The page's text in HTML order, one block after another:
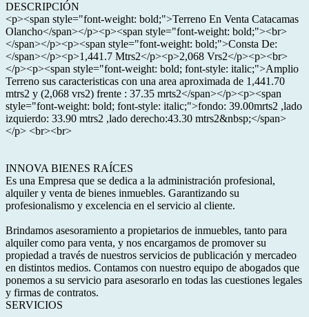
DESCRIPCIÓN
<p><span style="font-weight: bold;">Terreno En Venta Catacamas
Olancho</span></p><p><span style="font-weight: bold;"><br>
</span></p><p><span style="font-weight: bold;">Consta De:
</span></p><p>1,441.7 Mtrs2</p><p>2,068 Vrs2</p><p><br>
</p><p><span style="font-weight: bold; font-style: italic;">Amplio
Terreno sus caracteristicas con una area aproximada de 1,441.70
mtrs2 y (2,068 vrs2) frente : 37.35 mrts2</span></p><p><span
style="font-weight: bold; font-style: italic;">fondo: 39.00mrts2 ,lado
izquierdo: 33.90 mtrs2 ,lado derecho:43.30 mtrs2&nbsp;</span>
</p> <br><br>
INNOVA BIENES RAÍCES
Es una Empresa que se dedica a la administración profesional,
alquiler y venta de bienes inmuebles. Garantizando su
profesionalismo y excelencia en el servicio al cliente.
Brindamos asesoramiento a propietarios de inmuebles, tanto para
alquiler como para venta, y nos encargamos de promover su
propiedad a través de nuestros servicios de publicación y mercadeo
en distintos medios. Contamos con nuestro equipo de abogados que
ponemos a su servicio para asesorarlo en todas las cuestiones legales
y firmas de contratos.
SERVICIOS